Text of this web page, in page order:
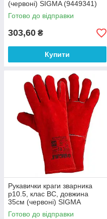
(червоні) SIGMA (9449341)
Готово до відправки
303,60 ₴
Купити
Рукавички краги зварника
р10.5, клас ВС, довжина
35см (червоні) SIGMA
(9449361)
Готово до відправки